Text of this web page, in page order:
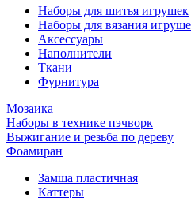
Наборы для шитья игрушек
Наборы для вязания
Аксессуары
Наполнители
Ткани
Фурнитура
Мозаика
Наборы в технике пэчворк
Выжигание и резьба по дереву
Фоамиран
Замша пластичная
Каттеры